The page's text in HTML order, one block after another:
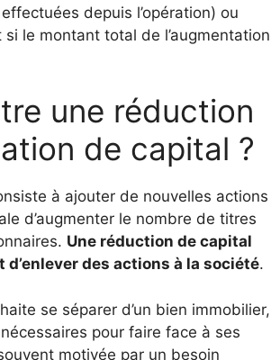
depuis l’opération) ou
le montant total de l’augmentation
une réduction
de capital ?
à ajouter de nouvelles actions
d’augmenter le nombre de titres
Une réduction de capital
des actions à la société.
se séparer d’un bien immobilier,
pour faire face à ses
motivée par un besoin